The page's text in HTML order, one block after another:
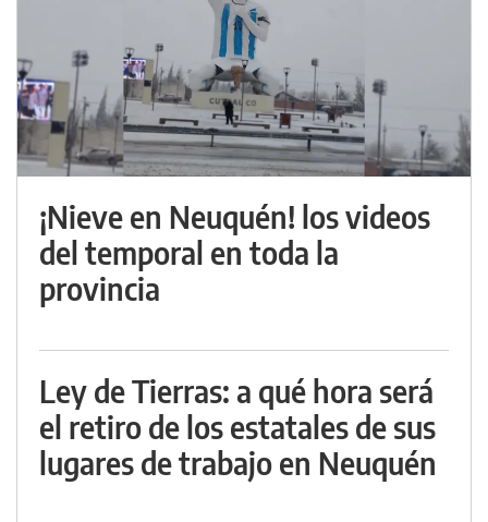
¡Nieve en Neuquén! los videos
del temporal en toda la
provincia
Ley de Tierras: a qué hora será
el retiro de los estatales de sus
lugares de trabajo en Neuquén